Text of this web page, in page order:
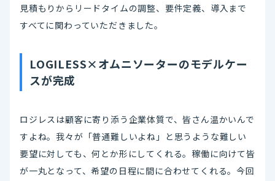
見積もりからリードタイムの調整、要件定義、導入まで
すべてに関わっていただきました。
LOGILESS×オムニソーターのモデルケー
スが完成
ロジレスは顧客に寄り添う企業体質で、皆さん温かいんで
すよね。我々が「普通難しいよね」と思うような難しい
要望に対しても、何とか形にしてくれる。稼働に向けて皆
が一丸となって、希望の日程に間に合わせてくれる。今回